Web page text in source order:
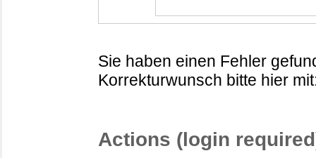
Sie haben einen Fehler
Korrekturwunsch bitte hier
Actions (login